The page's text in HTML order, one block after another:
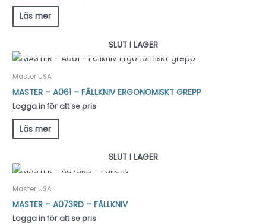
Läs mer
SLUT I LAGER
Master USA
MASTER – A061 – FÄLLKNIV ERGONOMISKT GREPP
Logga in för att se pris
Läs mer
SLUT I LAGER
Master USA
MASTER – A073RD – FÄLLKNIV
Logga in för att se pris